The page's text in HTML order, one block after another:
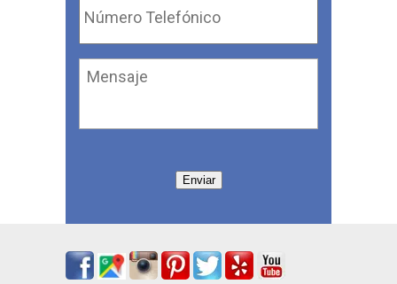
Telefónico *
Mensaje
Enviar